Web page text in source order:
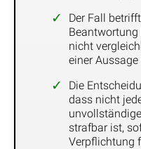
Der Fall
nicht
einer Aussage
Die
dass nicht
strafbar ist,
Verpflichtung